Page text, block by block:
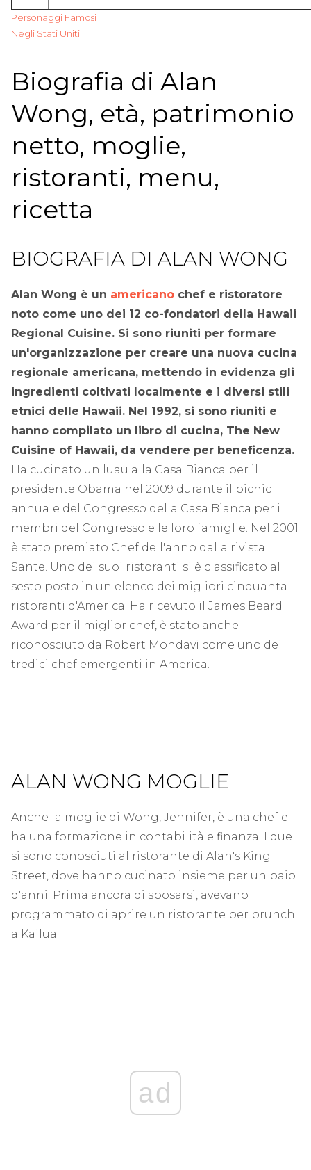
Personaggi Famosi
Negli Stati Uniti
Biografia di Alan
Wong, età, patrimonio
netto, moglie,
ristoranti, menu,
ricetta
BIOGRAFIA DI ALAN WONG
Alan Wong è un americano chef e ristoratore
noto come uno dei 12 co-fondatori della Hawaii
Regional Cuisine. Si sono riuniti per formare
un'organizzazione per creare una nuova cucina
regionale americana, mettendo in evidenza gli
ingredienti coltivati ​​localmente e i diversi stili
etnici delle Hawaii. Nel 1992, si sono riuniti e
hanno compilato un libro di cucina, The New
Cuisine of Hawaii, da vendere per beneficenza.
Ha cucinato un luau alla Casa Bianca per il
presidente Obama nel 2009 durante il picnic
annuale del Congresso della Casa Bianca per i
membri del Congresso e le loro famiglie. Nel 2001
è stato premiato Chef dell'anno dalla rivista
Sante. Uno dei suoi ristoranti si è classificato al
sesto posto in un elenco dei migliori cinquanta
ristoranti d'America. Ha ricevuto il James Beard
Award per il miglior chef, è stato anche
riconosciuto da Robert Mondavi come uno dei
tredici chef emergenti in America.
ALAN WONG MOGLIE
Anche la moglie di Wong, Jennifer, è una chef e
ha una formazione in contabilità e finanza. I due
si sono conosciuti al ristorante di Alan's King
Street, dove hanno cucinato insieme per un paio
d'anni. Prima ancora di sposarsi, avevano
programmato di aprire un ristorante per brunch
a Kailua.
ad